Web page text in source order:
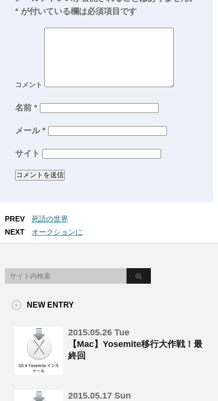
* が付いている欄は必須項目です
コメント
名前 *
メール *
サイト
PREV
死語の世界
NEXT
オークションに
NEW ENTRY
2015.05.26 Tue
【Mac】Yosemite移行大作戦！最
終回
2015.05.17 Sun